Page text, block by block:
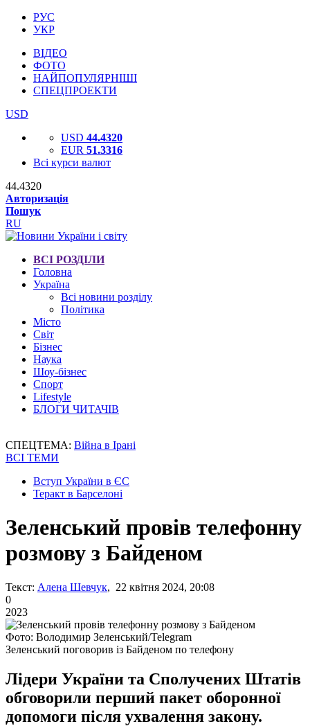
РУС
УКР
ВІДЕО
ФОТО
НАЙПОПУЛЯРНІШІ
СПЕЦПРОЕКТИ
USD
USD 44.4320
EUR 51.3316
Всі курси валют
44.4320
Авторизація
Пошук
RU
ВСІ РОЗДІЛИ
Головна
Україна
Всі новини розділу
Політика
Місто
Світ
Бізнес
Наука
Шоу-бізнес
Спорт
Lifestyle
БЛОГИ ЧИТАЧІВ
СПЕЦТЕМА: Війна в Ірані
ВСІ ТЕМИ
Вступ України в ЄС
Теракт в Барселоні
Зеленський провів телефонну
розмову з Байденом
Текст: Алена Шевчук, 22 квітня 2024, 20:08
0
2023
Фото: Володимир Зеленський/Telegram
Зеленський поговорив із Байденом по телефону
Лідери України та Сполучених Штатів
обговорили перший пакет оборонної
допомоги після ухвалення закону.